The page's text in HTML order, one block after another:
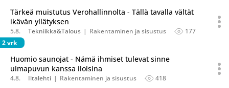
Tärkeä muistutus Verohallinnolta - Tällä tavalla vältät
ikävän yllätyksen
5.8. Tekniikka&Talous Rakentaminen ja sisustus
177
2 vrk
Huomio saunojat - Nämä ihmiset tulevat sinne
uimapuvun kanssa iloisina
4.8. Iltalehti Rakentaminen ja sisustus 418